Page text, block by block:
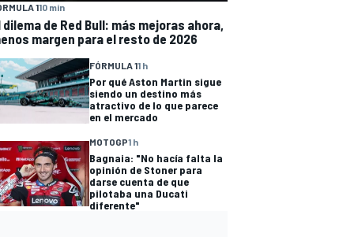
110 min
dilema de Red Bull: más mejoras ahora,
margen para el resto de 2026
FÓRMULA 11 h
Por qué Aston Martin sigue
siendo un destino más
atractivo de lo que parece
en el mercado
MOTOGP1 h
Bagnaia: "No hacía falta la
opinión de Stoner para
darse cuenta de que
pilotaba una Ducati
diferente"